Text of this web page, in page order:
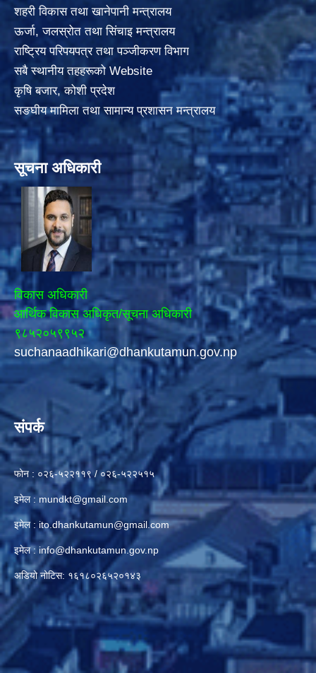
शहरी विकास तथा खानेपानी मन्त्रालय
ऊर्जा, जलस्रोत तथा सिंचाइ मन्त्रालय
राष्ट्रिय परिपयपत्र तथा पञ्जीकरण विभाग
सबै स्थानीय तहहरूको Website
कृषि बजार, कोशी प्रदेश
सङघीय मामिला तथा सामान्य प्रशासन मन्त्रालय
सूचना अधिकारी
विकास अधिकारी
आर्थिक विकास अधिकृत/सूचना अधिकारी
९८५२०५९९५२
suchanaadhikari@dhankutamun.gov.np
संपर्क
फोन : ०२६-५२२११९ / ०२६-५२२५१५
इमेल : mundkt@gmail.com
इमेल : ito.dhankutamun@gmail.com
इमेल : info@dhankutamun.gov.np
अडियो नोटिस: १६१८०२६५२०१४३